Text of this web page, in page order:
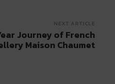
NEXT ARTICLE
Journey of French
Maison Chaumet